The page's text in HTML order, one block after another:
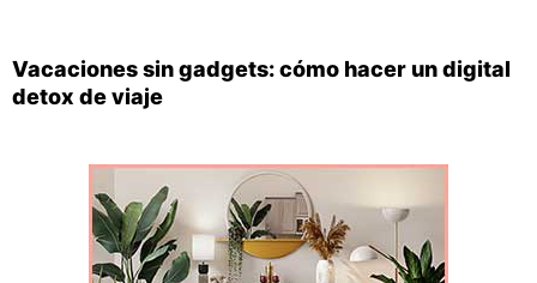
Vacaciones sin gadgets: cómo hacer un digital
detox de viaje